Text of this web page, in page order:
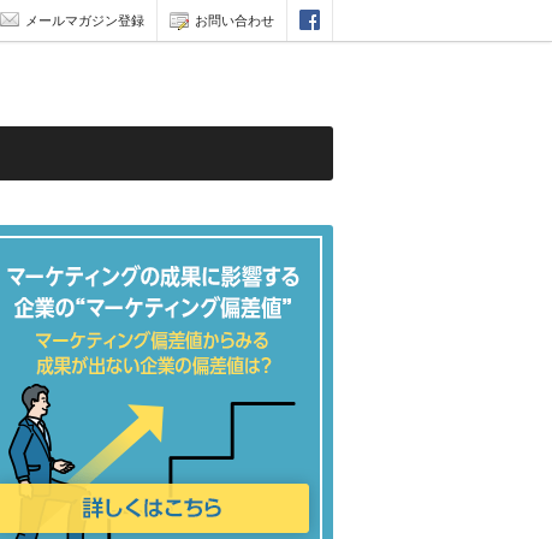
メールマガジン登録 お問い合わせ